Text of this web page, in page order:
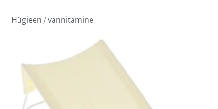
Hügieen /vannitamine